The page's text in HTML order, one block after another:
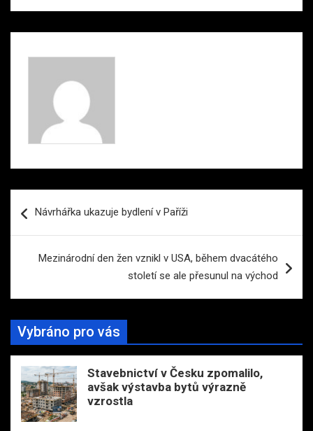
proNávrhářka ukazuje bydlení v Paříži
Mezinárodní den žen vznikl v USA, během dvacátého
století se ale přesunul na východ
Vybráno pro vás
Stavebnictví v Česku zpomalilo,
avšak výstavba bytů výrazně
vzrostla